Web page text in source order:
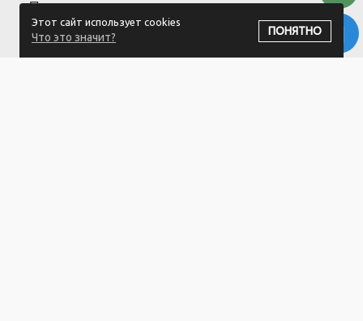
Этот сайт использует cookies
Что это значит?
ПОНЯТНО
ПОДПИСАТЬСЯ НА РАССЫЛКУ